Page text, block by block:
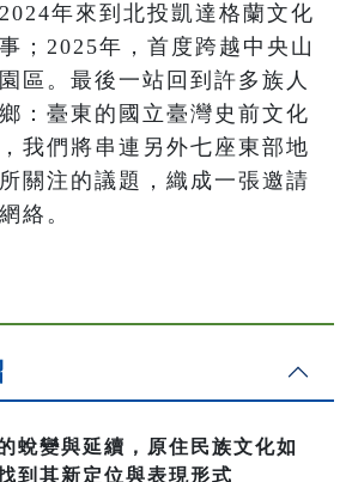
年來到北投凱達格蘭文化
；2025年，首度跨越中央山
區。最後一站回到許多族人
：臺東的國立臺灣史前文化
我們將串連另外七座東部地
關注的議題，織成一張邀請
絡。
蛻變與延續，原住民族文化如
到其新定位與表現形式